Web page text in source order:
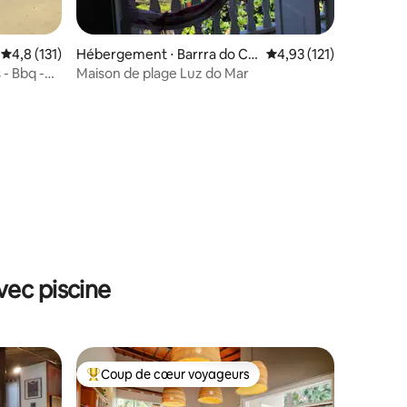
: 4,91 sur 5
Évaluation moyenne sur la base de 131 commentaires : 4,8 sur 5
4,8 (131)
Bbq -
Hébergement ⋅ Barrra do Co
rumbê
Évaluation moyenne
4,93 (121)
Maison de plage Luz do Mar
piscine
Coups de cœur voyageurs les plus appréciés
Coup de cœur voyageurs